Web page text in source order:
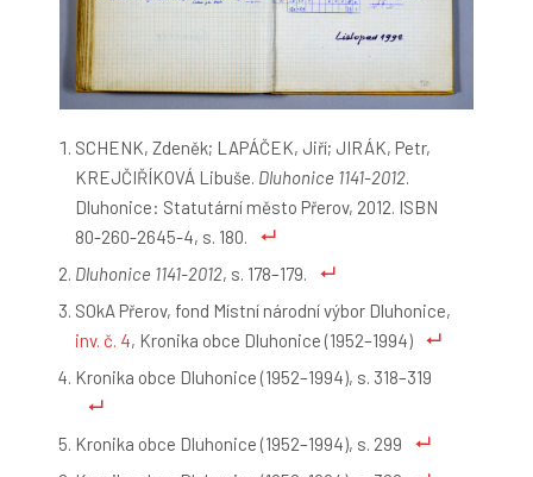
SCHENK, Zdeněk; LAPÁČEK, Jiří; JIRÁK, Petr,
KREJČIŘÍKOVÁ Libuše. Dluhonice 1141-2012.
Dluhonice: Statutární město Přerov, 2012. ISBN
80-260-2645-4, s. 180.
Dluhonice 1141-2012, s. 178–179.
SOkA Přerov, fond Místní národní výbor Dluhonice,
inv. č. 4, Kronika obce Dluhonice (1952–1994)
Kronika obce Dluhonice (1952–1994), s. 318–319
Kronika obce Dluhonice (1952–1994), s. 299